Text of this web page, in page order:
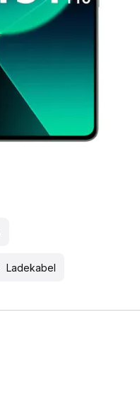
Ladekabel